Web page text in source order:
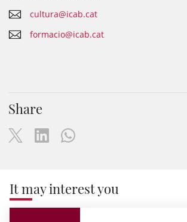
cultura@icab.cat
formacio@icab.cat
Share
It may interest you